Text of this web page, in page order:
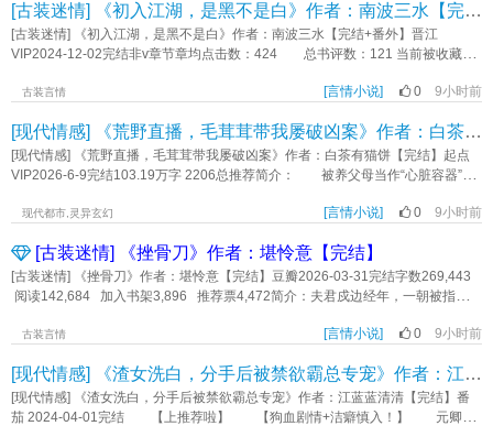
给我，好不好?”“这可送不了。”“哼，小气鬼!””......““那我买一个可以吗?我有很多银
票，求求你了，你就卖给我吧！“《女尊读心，自卑夫郎竟是疯批反派》作者：鸭
子里面嘴最硬
堂公主不择手段，强行下嫁来上京访亲的真州世子符子京……《公主的婚事》作
者：兆令
[古装迷情] 《初入江湖，是黑不是白》作者：南波三水【完结+番外】
[古装迷情] 《初入江湖，是黑不是白》作者：南波三水【完结+番外】晋江
VIP2024-12-02完结非v章节章均点击数：424 总书评数：121 当前被收藏
侠女VS男扮女装的病弱公子】 阅读指南：女强男弱，相爱相杀，双洁，
旅，究竟会擦出怎样的火花呢？ 两人因一本剑谱而相遇，第一次相见时，潶
墨白被人肆意凌辱！ 三乐心生怜意，救他于水火之中。 没想到，这一
救，便成了两人之间的羁绊...... 三乐见他实在可怜，便将他带在了身边。不曾
始。 原以为两人是情同姐妹，没想到是蓄谋已久，从姐妹相称到势不两立，
不平凡...... 三乐以为他是只可怜的小白兔，没想到却是只大灰狼！ 这人仿
佛有两副面孔，是黑是白，让人傻傻分不清。 - 身份暴露之时，他们四目
相对，她眼中满是痛色，他看似神情自若，实则放在背后的手已悄然握紧。
言，转身便走。 他却拦在身前，催动蛊毒，逼问她剑谱下落，她痛不欲生，
里，之前的情谊如过往云烟，在这一刻，全都消逝殆尽...... 人已逃走，可他握
剑的手却轻颤不已，眼中的懊悔怎么藏也藏不住。 也许有些事变了，就再也
回不到从前了...... - 两人再次相见时，势不两立，他追她逃，紧紧相逼。
古装言情 [言情小说] 0 9小时前
[现代情感] 《荒野直播，毛茸茸带我屡破凶案》作者：白茶有猫饼【完结】
[现代情感] 《荒野直播，毛茸茸带我屡破凶案》作者：白茶有猫饼【完结】起点
VIP2026-6-9完结103.19万字 2206总推荐简介： 被养父母当作“心脏容器”抛
料直播间画风逐渐跑偏： 挖蚯蚓挖到人头，流浪猫说凶手少根手指，鸽子指
本，警方却连夜找上门：“阮**，麻烦协助调查连环杀人案。” 从偏僻鱼塘的猫
咪解密，到废旧工厂的狼王追凶，她的直播间成了破案现场。 网友们听说最
近有个新兴主播，只要和毛茸茸有关的事，她都能解决。 遇到直播时有人
男朋友出轨，想告诉你但是你听不懂。” 看见了偷猎者想要伤害国宝西伯利亚
没人知道，直播镜头外，阮家正带着阴谋逼近：“得不到她的心脏，就把她扔进疯
人院！” 阮未迟冷笑一声，摸了摸肩头的豹猫：“咱们也是时候讨债了。”
…… 后来亲生父母终于寻来，将阮未迟宠成掌上明珠，恨不得摘天上的星星
现代都市,灵异玄幻 [言情小说] 0 9小时前
[古装迷情] 《挫骨刀》作者：堪怜意【完结】
[古装迷情] 《挫骨刀》作者：堪怜意【完结】豆瓣2026-03-31完结字数269,443
阅读142,684 加入书架3,896 推荐票4,472简介：夫君戍边经年，一朝被指从
牢狱内，那人风骨清峭，寻不出一丝狎昵神色。“夫人为了他，竟情深至此？那本
缱绻。他才名未显时，被诬陷入狱。而她吝于为他辩言，弃如敝屣。寒门贱吏，
怎可攀附贵女。所谓笔墨知己，不过她的一时消遣。十年尘梦，他高坐明堂，掌
控她的生死荣辱。但见她形容憔悴，为另一个男人孤守气节，比快意先涌上心头
古装言情 [言情小说] 0 9小时前
[现代情感] 《渣女洗白，分手后被禁欲霸总专宠》作者：江蓝蓝清清【完结】
[现代情感] 《渣女洗白，分手后被禁欲霸总专宠》作者：江蓝蓝清清【完结】番
茄 2024-04-01完结 【上推荐啦】 【狗血剧情+洁癖慎入！】 元卿微